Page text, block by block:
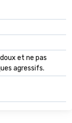
et ne pas
agressifs.